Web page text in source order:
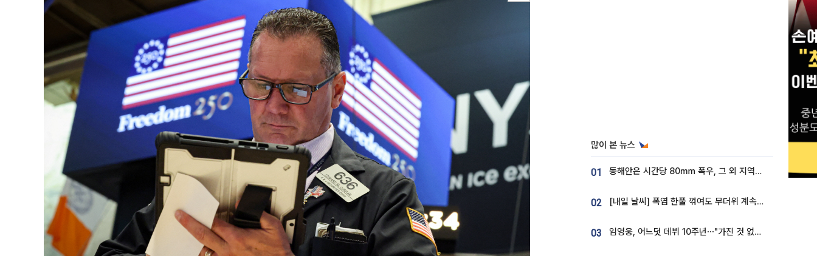
많이 본 뉴스
01 동해안은 시간당 80㎜ 폭우, 그 외 지역은 폭염…‘극과 극 날씨’
02 [내일 날씨] 폭염 한풀 꺾여도 무더위 계속⋯동해안 이틀 연속 비
03 임영웅, 어느덧 데뷔 10주년⋯"가진 것 없던 시절, 내 앞엔 20명의 팬뿐"